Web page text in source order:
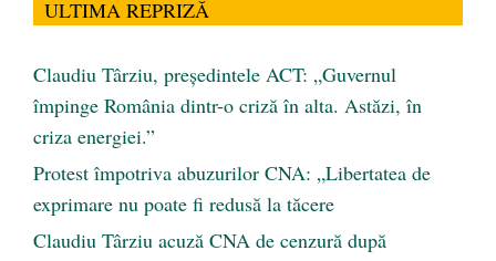
ULTIMA REPRIZĂ
Claudiu Târziu, președintele ACT: „Guvernul
împinge România dintr-o criză în alta. Astăzi, în
criza energiei.”
Protest împotriva abuzurilor CNA: „Libertatea de
exprimare nu poate fi redusă la tăcere
Claudiu Târziu acuză CNA de cenzură după